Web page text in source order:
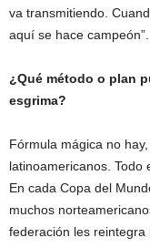
va transmitiendo.
aquí se hace
¿Qué método o plan
esgrima?
Fórmula mágica no
latinoamericanos. Todo
En cada Copa del
muchos
federación les reintegra